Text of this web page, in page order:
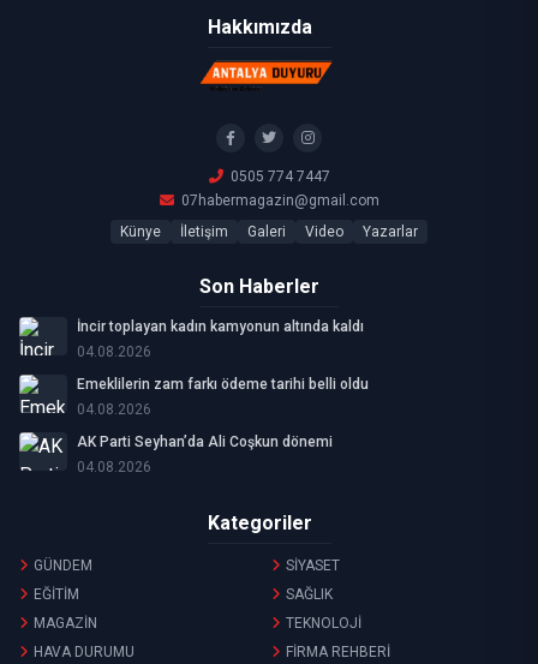
Hakkımızda
0505 774 7447
07habermagazin@gmail.com
Künye
İletişim Galeri Video Yazarlar
Son Haberler
İncir toplayan kadın kamyonun altında kaldı
04.08.2026
Emeklilerin zam farkı ödeme tarihi belli oldu
04.08.2026
AK Parti Seyhan’da Ali Coşkun dönemi
04.08.2026
Kategoriler
GÜNDEM
SİYASET
EĞİTİM
SAĞLIK
MAGAZİN
TEKNOLOJİ
HAVA DURUMU
FİRMA REHBERİ